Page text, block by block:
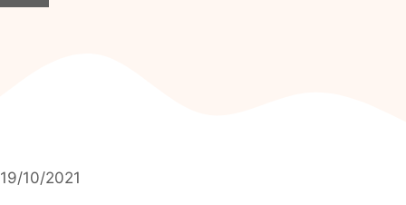
19/10/2021